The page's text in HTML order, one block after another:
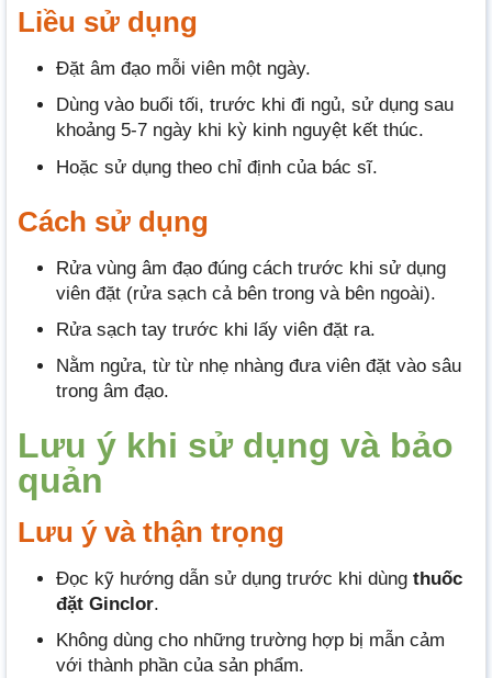
Liều sử dụng
Đặt âm đạo mỗi viên một ngày.
Dùng vào buổi tối, trước khi đi ngủ, sử dụng sau
khoảng 5-7 ngày khi kỳ kinh nguyệt kết thúc.
Hoặc sử dụng theo chỉ định của bác sĩ.
Cách sử dụng
Rửa vùng âm đạo đúng cách trước khi sử dụng
viên đặt (rửa sạch cả bên trong và bên ngoài).
Rửa sạch tay trước khi lấy viên đặt ra.
Nằm ngửa, từ từ nhẹ nhàng đưa viên đặt vào sâu
trong âm đạo.
Lưu ý khi sử dụng và bảo
quản
Lưu ý và thận trọng
Đọc kỹ hướng dẫn sử dụng trước khi dùng thuốc
đặt Ginclor.
Không dùng cho những trường hợp bị mẫn cảm
với thành phần của sản phẩm.